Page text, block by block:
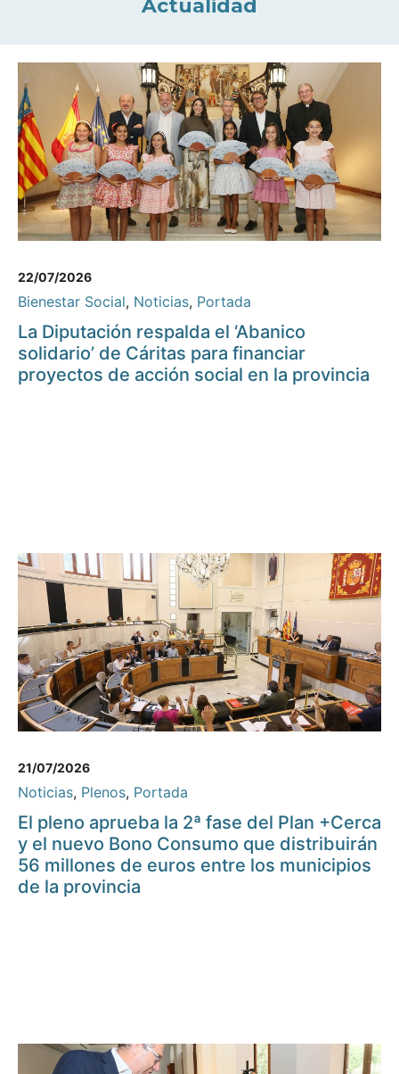
Actualidad
22/07/2026
Bienestar Social, Noticias, Portada
La Diputación respalda el ‘Abanico
solidario’ de Cáritas para financiar
proyectos de acción social en la provincia
21/07/2026
Noticias, Plenos, Portada
El pleno aprueba la 2ª fase del Plan +Cerca
y el nuevo Bono Consumo que distribuirán
56 millones de euros entre los municipios
de la provincia